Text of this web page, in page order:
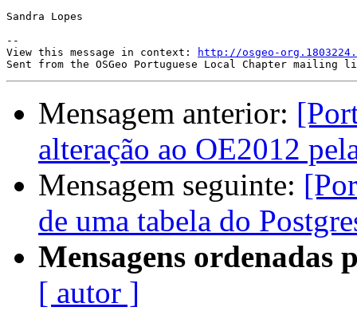
Sandra Lopes
--
View this message in context:
http://osgeo-
Mensagem anterior:
alteração ao OE2012
Mensagem seguinte:
de uma tabela do
Mensagens ordenadas
[ autor ]